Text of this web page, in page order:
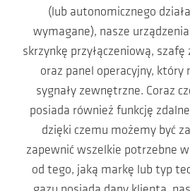
(lub autonomicznego
wymagane), nasze
skrzynkę przyłączeniową,
oraz panel operacyjny, który
sygnały zewnętrzne. Coraz
posiada również funkcję
dzięki czemu możemy być
zapewnić wszelkie potrzebne
od tego, jaką markę lub typ